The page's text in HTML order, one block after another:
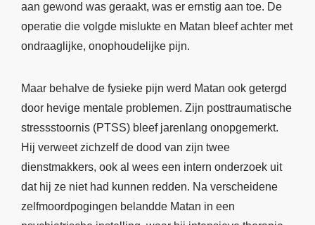
aan gewond was geraakt, was er ernstig aan toe. De
operatie die volgde mislukte en Matan bleef achter met
ondraaglijke, onophoudelijke pijn.
Maar behalve de fysieke pijn werd Matan ook getergd
door hevige mentale problemen. Zijn posttraumatische
stressstoornis (PTSS) bleef jarenlang onopgemerkt.
Hij verweet zichzelf de dood van zijn twee
dienstmakkers, ook al wees een intern onderzoek uit
dat hij ze niet had kunnen redden. Na verscheidene
zelfmoordpogingen belandde Matan in een